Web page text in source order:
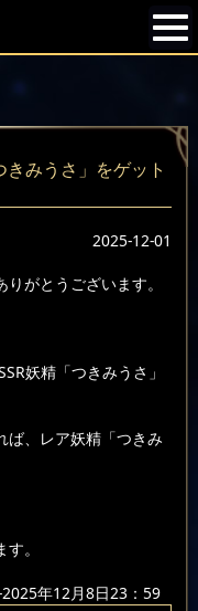
きみうさ」をゲット
2025-12-01
がとうございます。
妖精「つきみうさ」
ば、レア妖精「つきみ
。
年12月8日23：59